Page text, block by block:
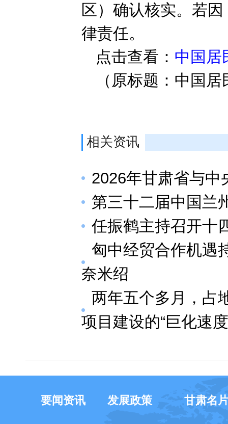
区）确认核实。若
律责任。
点击查看： 中国居
（原标题：中国
相关资讯
2026年甘肃省与中
第三十二届中国兰
任振鹤主持召开十
匈中经贸合作机遇
奈米绍
两年五个多月，占
项目建设的“巨化速
要闻资讯 发展政策 甘肃名